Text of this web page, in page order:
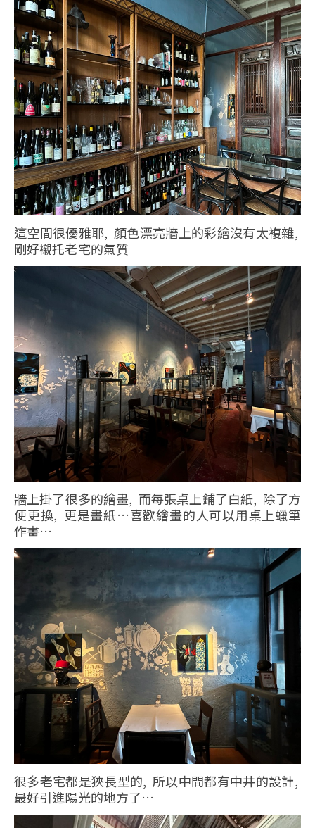
這空間很優雅耶, 顏色漂亮牆上的彩繪沒有太複雜,
剛好襯托老宅的氣質
牆上掛了很多的繪畫, 而每張桌上鋪了白紙, 除了方
便更換, 更是畫紙…喜歡繪畫的人可以用桌上蠟筆
作畫…
很多老宅都是狹長型的, 所以中間都有中井的設計,
最好引進陽光的地方了…